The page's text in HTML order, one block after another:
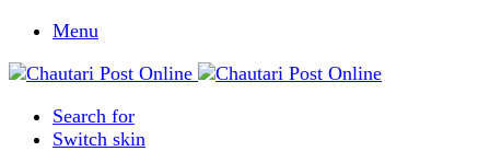
Menu
Search for
Switch skin